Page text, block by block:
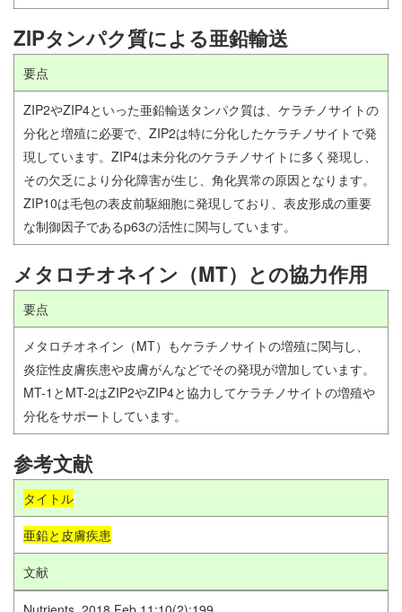
ZIPタンパク質による亜鉛輸送
要点
ZIP2やZIP4といった亜鉛輸送タンパク質は、ケラチノサイトの
分化と増殖に必要で、ZIP2は特に分化したケラチノサイトで発
現しています。ZIP4は未分化のケラチノサイトに多く発現し、
その欠乏により分化障害が生じ、角化異常の原因となります。
ZIP10は毛包の表皮前駆細胞に発現しており、表皮形成の重要
な制御因子であるp63の活性に関与しています。
メタロチオネイン（MT）との協力作用
要点
メタロチオネイン（MT）もケラチノサイトの増殖に関与し、
炎症性皮膚疾患や皮膚がんなどでその発現が増加しています。
MT-1とMT-2はZIP2やZIP4と協力してケラチノサイトの増殖や
分化をサポートしています。
参考文献
タイトル
亜鉛と皮膚疾患
文献